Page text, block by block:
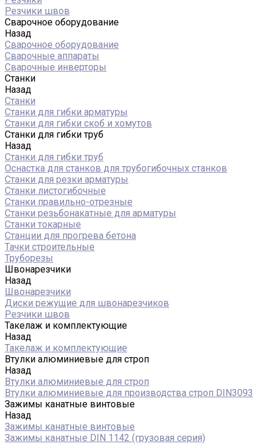
Резчики швов
Сварочное оборудование
Назад
Сварочное оборудование
Сварочные аппараты
Сварочные инверторы
Станки
Назад
Станки
Станки для гибки арматуры
Станки для гибки скоб и хомутов
Станки для гибки труб
Назад
Станки для гибки труб
Оснастка для станков для трубогибочных станков
Станки для резки арматуры
Станки листогибочные
Станки правильно-отрезные
Станки резьбонакатные для арматуры
Станки токарные
Станции для прогрева бетона
Тачки строительные
Труборезы
Швонарезчики
Назад
Швонарезчики
Диски режущие для швонарезчиков
Резчики швов
Такелаж и комплектующие
Назад
Такелаж и комплектующие
Втулки алюминиевые для строп
Назад
Втулки алюминиевые для строп
Втулки алюминиевые для производства строп DIN3093
Зажимы канатные винтовые
Назад
Зажимы канатные винтовые
Зажимы канатные DIN 1142 (грузовая серия)